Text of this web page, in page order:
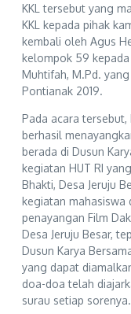
KKL tersebut yang
KKL kepada pihak
kembali oleh Agus
kelompok 59
Muhtifah, M.Pd.
Pontianak 2019.
Pada acara
berhasil
berada di Dusun
kegiatan HUT RI
Bhakti, Desa Jeruju
kegiatan mahasiswa
penayangan Film
Desa Jeruju Besar,
Dusun Karya
yang dapat
doa-doa telah
surau setiap sorenya.